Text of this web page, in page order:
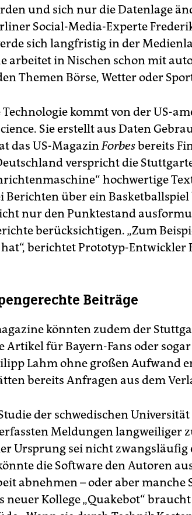
und sich nur die Datenlage
Social-Media-Experte
sich langfristig in der
arbeitet in Nischen schon mit
Themen Börse, Wetter oder
Technologie kommt von der US-
Sie erstellt aus Daten
das US-MagazinForbesbereits
verspricht die
hochwertige
Berichten über ein Basketballspiel
nur den Punktestand
berücksichtigen. „Zum
berichtet Prototyp-Entwickler
Beiträge
könnten zudem der
Artikel für Bayern-Fans oder
Lahm ohne großen Aufwand
bereits Anfragen aus dem
der schwedischen
Meldungen langweiliger
Ursprung sei nicht zwangsläufig
die Software den Autoren
abnehmen – oder aber manche
neuer Kollege „Quakebot“